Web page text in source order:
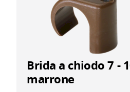
Brida a chiodo 7 -
marrone